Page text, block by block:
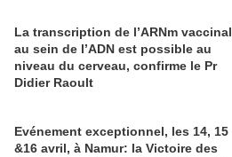
La transcription de l’ARNm vaccinal
au sein de l’ADN est possible au
niveau du cerveau, confirme le Pr
Didier Raoult
Evénement exceptionnel, les 14, 15
&16 avril, à Namur: la Victoire des